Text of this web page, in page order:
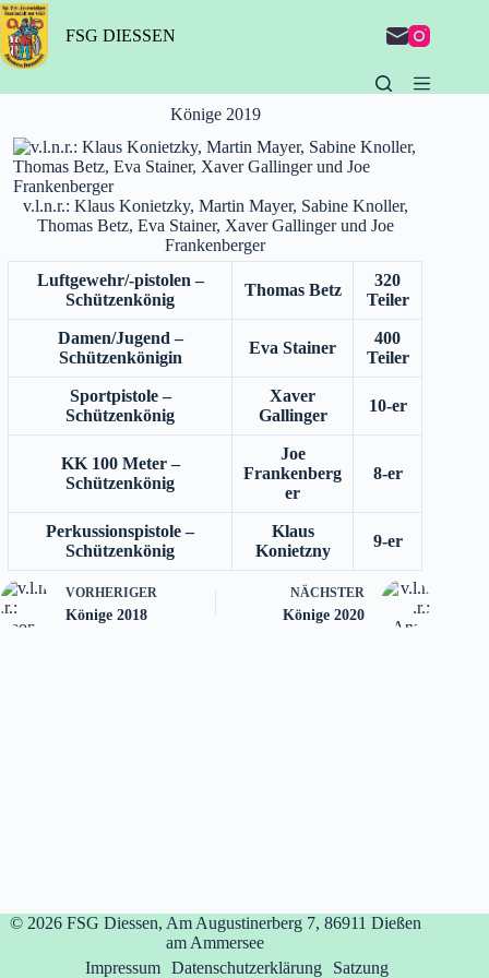
Zum
Inhalt
springen
FSG DIESSEN
Könige 2019
v.l.n.r.: Klaus Konietzky, Martin Mayer, Sabine Knoller,
Thomas Betz, Eva Stainer, Xaver Gallinger und Joe
Frankenberger
Luftgewehr/-pistolen –
Schützenkönig
Thomas Betz
320
Teiler
Damen/Jugend –
Schützenkönigin
Eva Stainer
400
Teiler
Sportpistole –
Schützenkönig
Xaver
Gallinger
10-er
KK 100 Meter –
Schützenkönig
Joe
Frankenberg
er
8-er
Perkussionspistole –
Schützenkönig
Klaus
Konietzny
9-er
VORHERIGER
Könige 2018
NÄCHSTER
Könige 2020
© 2026 FSG Diessen, Am Augustinerberg 7, 86911 Dießen
am Ammersee
Impressum Datenschutzerklärung Satzung